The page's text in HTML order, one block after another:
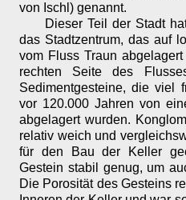
von Ischl) genannt.
Dieser Teil der Stadt
das Stadtzentrum, das auf
vom Fluss Traun
rechten Seite des
Sedimentgesteine, die viel
vor 120.000 Jahren von
abgelagert wurden.
relativ weich und
für den Bau der Keller
Gestein stabil genug, um
Die Porosität des Gesteins